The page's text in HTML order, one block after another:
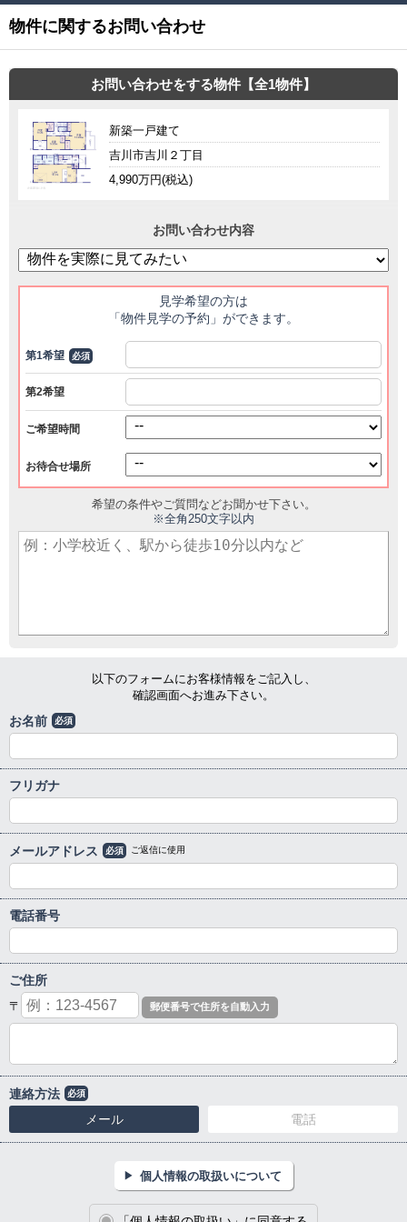
物件に関するお問い合わせ
お問い合わせをする物件【全1物件】
新築一戸建て
吉川市吉川２丁目
4,990万円(税込)
お問い合わせ内容
見学希望の方は
「物件見学の予約」ができます。
第1希望 必須
第2希望
ご希望時間
お待合せ場所
希望の条件やご質問などお聞かせ下さい。
※全角250文字以内
以下のフォームにお客様情報をご記入し、
確認画面へお進み下さい。
お名前 必須
フリガナ
メールアドレス 必須 ご返信に使用
電話番号
ご住所
〒
連絡方法 必須
メール 電話
個人情報の取扱いについて